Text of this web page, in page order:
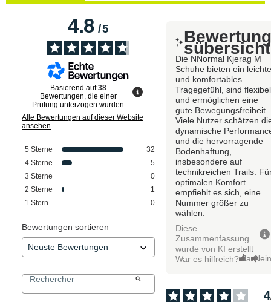
4.8/5
Basierend auf38
Bewertungen, die einer
Prüfung unterzogen wurden
Alle Bewertungen auf dieser Website
ansehen
5 Sterne
32
4 Sterne
5
3 Sterne
0
2 Sterne
1
1 Stern 0
Bewertungen sortieren
sübersicht
Die NNormal Kjerag M
Schuhe bieten ein
und komfortables
Tragegefühl, sind flexibel
und ermöglichen eine
gute Bewegungsfreiheit.
Viele Nutzer schätzen
dynamische
und die hervorragende
Bodenhaftung,
insbesondere auf
technikreichen Trails.
optimalen Komfort
empfiehlt es sich, eine
Nummer größer zu
wählen.
Diese
Zusammenfassung
wurde von KI erstellt
War es hilfreich? Ja
4